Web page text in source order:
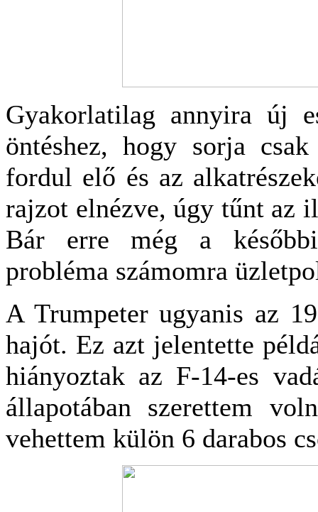
Gyakorlatilag annyira új
öntéshez, hogy sorja
fordul elő és az
rajzot elnézve, úgy tűnt az
Bár erre még a
probléma számomra
A Trumpeter ugyanis az
hajót. Ez azt jelentette
hiányoztak az F-14-es
állapotában szerettem
vehettem külön 6 darabos